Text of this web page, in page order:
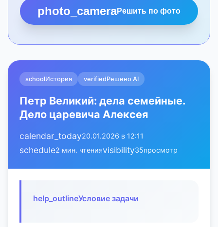
photo_cameraРешить по фото
schoolИстория verifiedРешено AI
Петр Великий: дела семейные.
Дело царевича Алексея
calendar_today20.01.2026 в 12:11
schedule2 мин. чтенияvisibility35просмотр
help_outlineУсловие задачи